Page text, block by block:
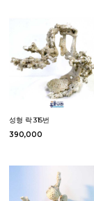
성형 락 315번
390,000